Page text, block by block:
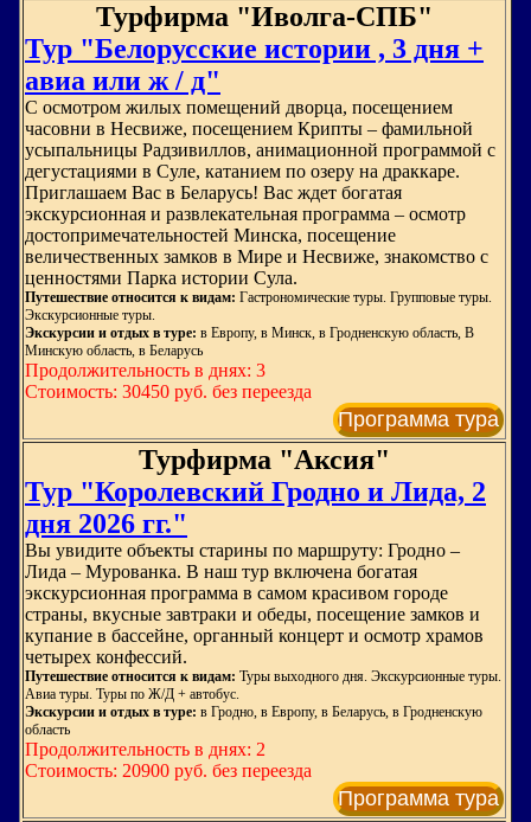
Турфирма "Иволга-СПБ"
Тур "Белорусские истории , 3 дня +
авиа или ж / д"
С осмотром жилых помещений дворца, посещением
часовни в Несвиже, посещением Крипты – фамильной
усыпальницы Радзивиллов, анимационной программой с
дегустациями в Суле, катанием по озеру на драккаре.
Приглашаем Вас в Беларусь! Вас ждет богатая
экскурсионная и развлекательная программа – осмотр
достопримечательностей Минска, посещение
величественных замков в Мире и Несвиже, знакомство с
ценностями Парка истории Сула.
Путешествие относится к видам: Гастрономические туры. Групповые туры.
Экскурсионные туры.
Экскурсии и отдых в туре: в Европу, в Минск, в Гродненскую область, В
Минскую область, в Беларусь
Продолжительность в днях: 3
Стоимость: 30450 руб. без переезда
Программа тура
Турфирма "Аксия"
Тур "Королевский Гродно и Лида, 2
дня 2026 гг."
Вы увидите объекты старины по маршруту: Гродно –
Лида – Мурованка. В наш тур включена богатая
экскурсионная программа в самом красивом городе
страны, вкусные завтраки и обеды, посещение замков и
купание в бассейне, органный концерт и осмотр храмов
четырех конфессий.
Путешествие относится к видам: Туры выходного дня. Экскурсионные туры.
Авиа туры. Туры по Ж/Д + автобус.
Экскурсии и отдых в туре: в Гродно, в Европу, в Беларусь, в Гродненскую
область
Продолжительность в днях: 2
Стоимость: 20900 руб. без переезда
Программа тура